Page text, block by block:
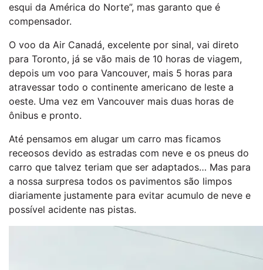
esqui da América do Norte”, mas garanto que é
compensador.
O voo da Air Canadá, excelente por sinal, vai direto
para Toronto, já se vão mais de 10 horas de viagem,
depois um voo para Vancouver, mais 5 horas para
atravessar todo o continente americano de leste a
oeste. Uma vez em Vancouver mais duas horas de
ônibus e pronto.
Até pensamos em alugar um carro mas ficamos
receosos devido as estradas com neve e os pneus do
carro que talvez teriam que ser adaptados… Mas para
a nossa surpresa todos os pavimentos são limpos
diariamente justamente para evitar acumulo de neve e
possível acidente nas pistas.